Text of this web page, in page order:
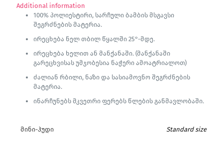
Additional information
100% პოლიესტირი, სარჩული ბამბის მსგავსი
შეგრძნების მატერია.
ირეცხება ნელ თბილ წყალში 25°-მდე.
ირეცხება ხელით ან მანქანაში. (მანქანაში
გარეცხვისას უმჯობესია ნაჭერი ამოატრიალოთ)
ძალიან რბილი, ნაზი და სასიამოვნო შეგრძნების
მატერია.
ინარჩუნებს მკვეთრი ფერებს წლების განმავლობაში.
მინი-ჰუდი Standard size